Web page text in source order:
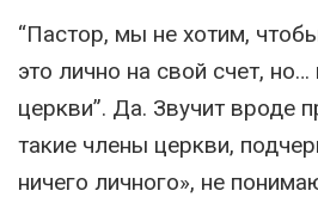
“Пастор, мы не хотим,
это лично на свой счет,
церкви”. Да. Звучит вроде
такие члены церкви,
ничего личного», не